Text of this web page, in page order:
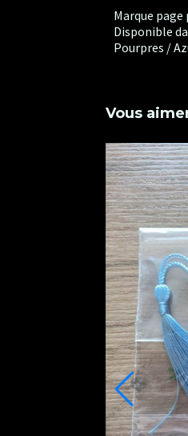
Marque page
Disponible
Pourpres /
Vous